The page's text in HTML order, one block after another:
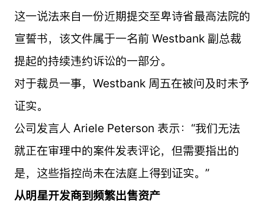
这一说法来自一份近期提交至卑诗省最高法院的
宣誓书，该文件属于一名前 Westbank 副总裁
提起的持续违约诉讼的一部分。
对于裁员一事，Westbank 周五在被问及时未予
证实。
公司发言人 Ariele Peterson 表示：“我们无法
就正在审理中的案件发表评论，但需要指出的
是，这些指控尚未在法庭上得到证实。”
从明星开发商到频繁出售资产